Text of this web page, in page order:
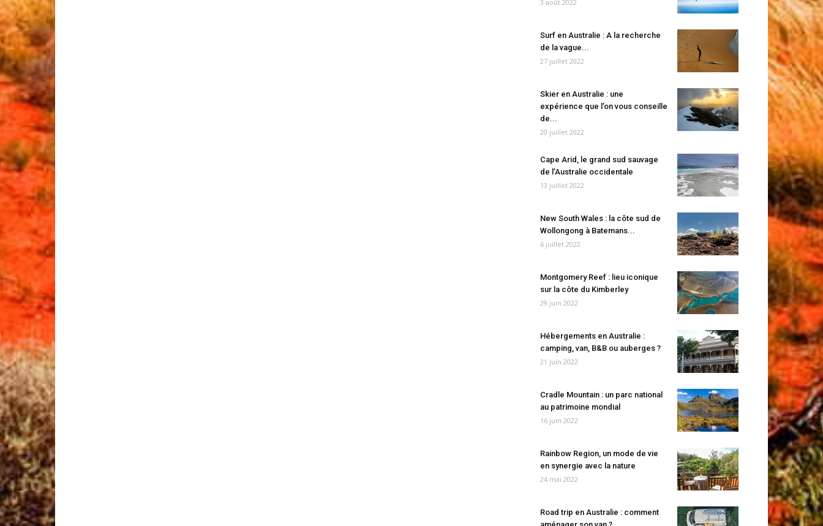
3 août 2022
Surf en Australie : A la recherche
de la vague...
27 juillet 2022
Skier en Australie : une
expérience que l’on vous conseille
de...
20 juillet 2022
Cape Arid, le grand sud sauvage
de l’Australie occidentale
13 juillet 2022
New South Wales : la côte sud de
Wollongong à Batemans...
6 juillet 2022
Montgomery Reef : lieu iconique
sur la côte du Kimberley
29 juin 2022
Hébergements en Australie :
camping, van, B&B ou auberges ?
21 juin 2022
Cradle Mountain : un parc national
au patrimoine mondial
16 juin 2022
Rainbow Region, un mode de vie
en synergie avec la nature
24 mai 2022
Road trip en Australie : comment